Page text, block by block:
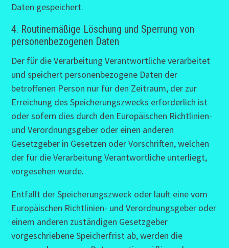
Daten gespeichert.
4. Routinemäßige Löschung und Sperrung von
personenbezogenen Daten
Der für die Verarbeitung Verantwortliche verarbeitet
und speichert personenbezogene Daten der
betroffenen Person nur für den Zeitraum, der zur
Erreichung des Speicherungszwecks erforderlich ist
oder sofern dies durch den Europäischen Richtlinien-
und Verordnungsgeber oder einen anderen
Gesetzgeber in Gesetzen oder Vorschriften, welchen
der für die Verarbeitung Verantwortliche unterliegt,
vorgesehen wurde.
Entfällt der Speicherungszweck oder läuft eine vom
Europäischen Richtlinien- und Verordnungsgeber oder
einem anderen zuständigen Gesetzgeber
vorgeschriebene Speicherfrist ab, werden die